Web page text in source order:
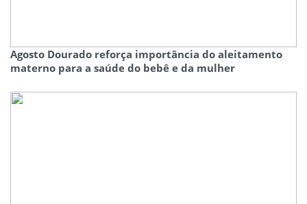
Agosto Dourado reforça importância do aleitamento
materno para a saúde do bebê e da mulher